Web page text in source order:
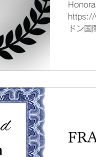
https://
ドン国